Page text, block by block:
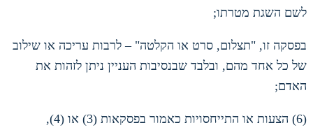
לשם השגת מטרתו;
בפסקה זו, "תצלום, סרט או הקלטה" – לרבות עריכה או שילוב
של כל אחד מהם, ובלבד שבנסיבות העניין ניתן לזהות את
האדם;
(6) הצעות או התייחסויות כאמור בפסקאות (3) או (4),